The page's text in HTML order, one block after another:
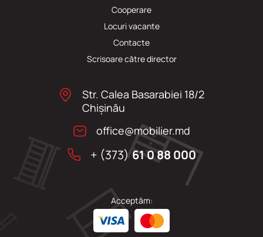
Cooperare
Locuri vacante
Сontacte
Scrisoare către director
Str. Calea Basarabiei 18/2
Chişinău
office@mobilier.md
+ (373)61 0 88 000
Acceptăm: